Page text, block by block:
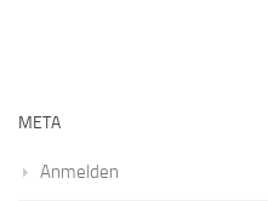
META
Anmelden